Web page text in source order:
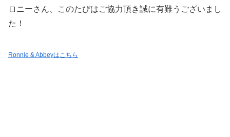
ロニーさん、このたびはご協力頂き誠に有難うございまし
た！
Ronnie & Abbeyはこちら